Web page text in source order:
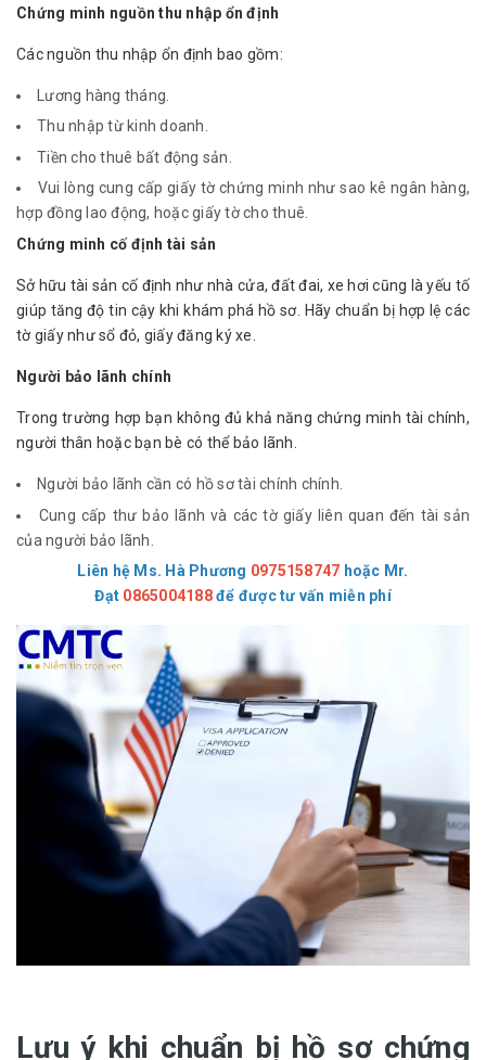
Chứng minh nguồn thu nhập ổn định
Các nguồn thu nhập ổn định bao gồm:
Lương hàng tháng.
Thu nhập từ kinh doanh.
Tiền cho thuê bất động sản.
Vui lòng cung cấp giấy tờ chứng minh như sao kê ngân hàng,
hợp đồng lao động, hoặc giấy tờ cho thuê.
Chứng minh cố định tài sản
Sở hữu tài sản cố định như nhà cửa, đất đai, xe hơi cũng là yếu tố
giúp tăng độ tin cậy khi khám phá hồ sơ. Hãy chuẩn bị hợp lệ các
tờ giấy như sổ đỏ, giấy đăng ký xe.
Người bảo lãnh chính
Trong trường hợp bạn không đủ khả năng chứng minh tài chính,
người thân hoặc bạn bè có thể bảo lãnh.
Người bảo lãnh cần có hồ sơ tài chính chính.
Cung cấp thư bảo lãnh và các tờ giấy liên quan đến tài sản
của người bảo lãnh.
Liên hệ Ms. Hà Phương 0975158747 hoặc Mr.
Đạt 0865004188 để được tư vấn miễn phí
Lưu ý khi chuẩn bị hồ sơ chứng